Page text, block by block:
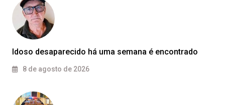
Idoso desaparecido há uma semana é encontrado
8 de agosto de 2026